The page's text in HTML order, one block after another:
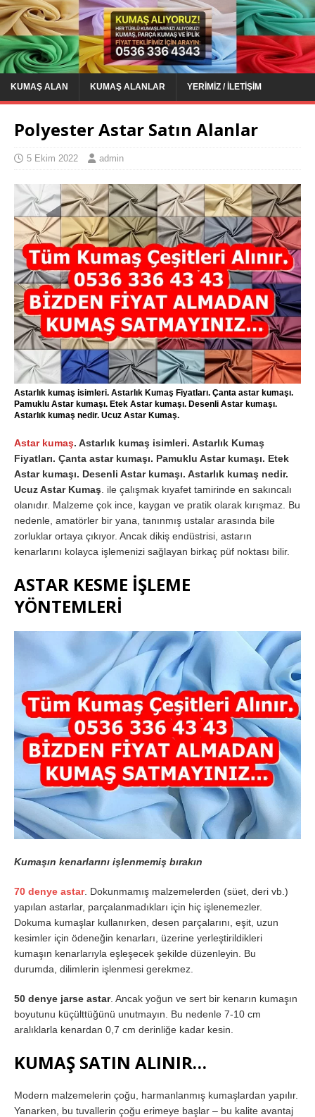
KUMAŞ ALAN KUMAŞ ALANLAR YERIMIZ / İLETIŞIM
Polyester Astar Satın Alanlar
5 Ekim 2022 admin
Astarlık kumaş isimleri. Astarlık Kumaş Fiyatları. Çanta astar kumaşı.
Pamuklu Astar kumaşı. Etek Astar kumaşı. Desenli Astar kumaşı.
Astarlık kumaş nedir. Ucuz Astar Kumaş.
Astar kumaş. Astarlık kumaş isimleri. Astarlık Kumaş
Fiyatları. Çanta astar kumaşı. Pamuklu Astar kumaşı. Etek
Astar kumaşı. Desenli Astar kumaşı. Astarlık kumaş nedir.
Ucuz Astar Kumaş . ile çalışmak kıyafet tamirinde en sakıncalı
olanıdır. Malzeme çok ince, kaygan ve pratik olarak kırışmaz. Bu
nedenle, amatörler bir yana, tanınmış ustalar arasında bile
zorluklar ortaya çıkıyor. Ancak dikiş endüstrisi, astarın
kenarlarını kolayca işlemenizi sağlayan birkaç püf noktası bilir.
ASTAR KESME İŞLEME
YÖNTEMLERİ
Kumaşın kenarlarını işlenmemiş bırakın
70 denye astar. Dokunmamış malzemelerden (süet, deri vb.)
yapılan astarlar, parçalanmadıkları için hiç işlenemezler.
Dokuma kumaşlar kullanırken, desen parçalarını, eşit, uzun
kesimler için ödeneğin kenarları, üzerine yerleştirildikleri
kumaşın kenarlarıyla eşleşecek şekilde düzenleyin. Bu
durumda, dilimlerin işlenmesi gerekmez.
50 denye jarse astar. Ancak yoğun ve sert bir kenarın kumaşın
boyutunu küçülttüğünü unutmayın. Bu nedenle 7-10 cm
aralıklarla kenardan 0,7 cm derinliğe kadar kesin.
KUMAŞ SATIN ALINIR…
Modern malzemelerin çoğu, harmanlanmış kumaşlardan yapılır.
Yanarken, bu tuvallerin çoğu erimeye başlar – bu kalite avantaj